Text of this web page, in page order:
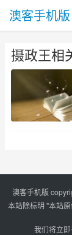
澳客手机版
摄政王相
澳客手机版
本站除标明 "本站
我们将立